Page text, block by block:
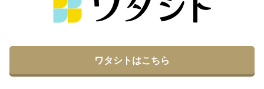
ワタシトはこちら